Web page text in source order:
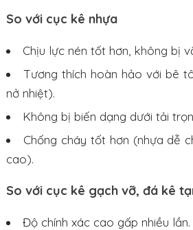
So với cục kê nhựa
Chịu lực nén tốt hơn, không bị
Tương thích hoàn hảo với bê
nở nhiệt).
Không bị biến dạng dưới tải
Chống cháy tốt hơn (nhựa dễ
cao).
So với cục kê gạch vỡ, đá kê
Độ chính xác cao gấp nhiều lần.